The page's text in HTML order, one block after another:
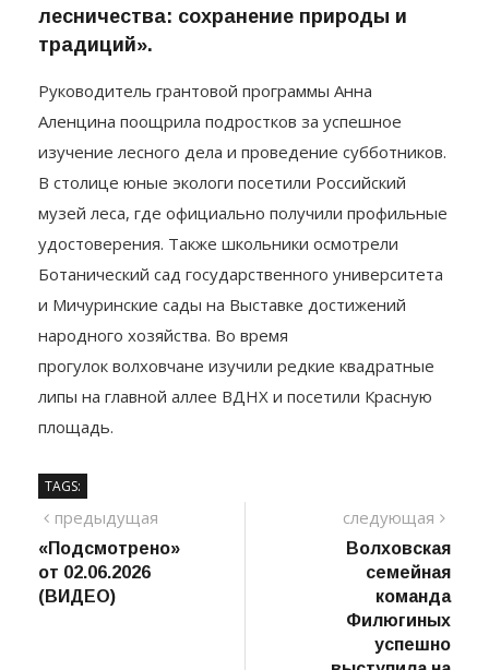
лесничества: сохранение природы и
традиций».
Руководитель грантовой программы Анна
Аленцина поощрила подростков за успешное
изучение лесного дела и проведение субботников.
В столице юные экологи посетили Российский
музей леса, где официально получили профильные
удостоверения. Также школьники осмотрели
Ботанический сад государственного университета
и Мичуринские сады на Выставке достижений
народного хозяйства. Во время
прогулок волховчане изучили редкие квадратные
липы на главной аллее ВДНХ и посетили Красную
площадь.
TAGS:
Навигация
по
записям
предыдущая
«Подсмотрено»
от 02.06.2026
(ВИДЕО)
следующая
пост
Волховская
семейная
команда
Филюгиных
успешно